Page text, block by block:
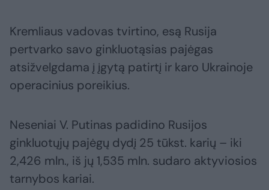
Kremliaus vadovas tvirtino, esą Rusija
pertvarko savo ginkluotąsias pajėgas
atsižvelgdama į įgytą patirtį ir karo Ukrainoje
operacinius poreikius.
Neseniai V. Putinas padidino Rusijos
ginkluotųjų pajėgų dydį 25 tūkst. karių – iki
2,426 mln., iš jų 1,535 mln. sudaro aktyviosios
tarnybos kariai.